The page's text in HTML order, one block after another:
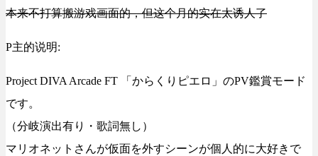
本来不打算搬游戏画面的，但这个月的实在太诱人了
P主的说明:
Project DIVA Arcade FT 「からくりピエロ」のPV鑑賞モード
です。
（分岐演出有り・歌詞無し）
マリオネットさんが仮面を外すシーンが個人的に大好きで